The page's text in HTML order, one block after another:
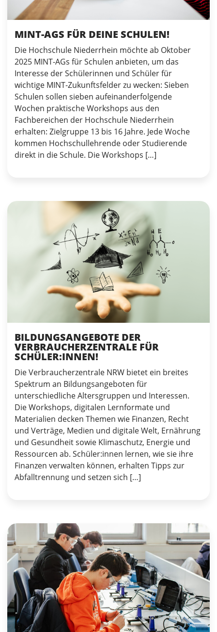
MINT-AGS FÜR DEINE SCHULEN!
Die Hochschule Niederrhein möchte ab Oktober
2025 MINT-AGs für Schulen anbieten, um das
Interesse der Schülerinnen und Schüler für
wichtige MINT-Zukunftsfelder zu wecken: Sieben
Schulen sollen sieben aufeinanderfolgende
Wochen praktische Workshops aus den
Fachbereichen der Hochschule Niederrhein
erhalten: Zielgruppe 13 bis 16 Jahre. Jede Woche
kommen Hochschullehrende oder Studierende
direkt in die Schule. Die Workshops […]
BILDUNGSANGEBOTE DER
VERBRAUCHERZENTRALE FÜR
SCHÜLER:INNEN!
Die Verbraucherzentrale NRW bietet ein breites
Spektrum an Bildungsangeboten für
unterschiedliche Altersgruppen und Interessen.
Die Workshops, digitalen Lernformate und
Materialien decken Themen wie Finanzen, Recht
und Verträge, Medien und digitale Welt, Ernährung
und Gesundheit sowie Klimaschutz, Energie und
Ressourcen ab. Schüler:innen lernen, wie sie ihre
Finanzen verwalten können, erhalten Tipps zur
Abfalltrennung und setzen sich […]